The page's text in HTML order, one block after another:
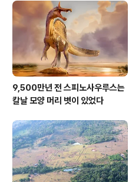
9,500만년 전 스피노사우루스는
칼날 모양 머리 볏이 있었다